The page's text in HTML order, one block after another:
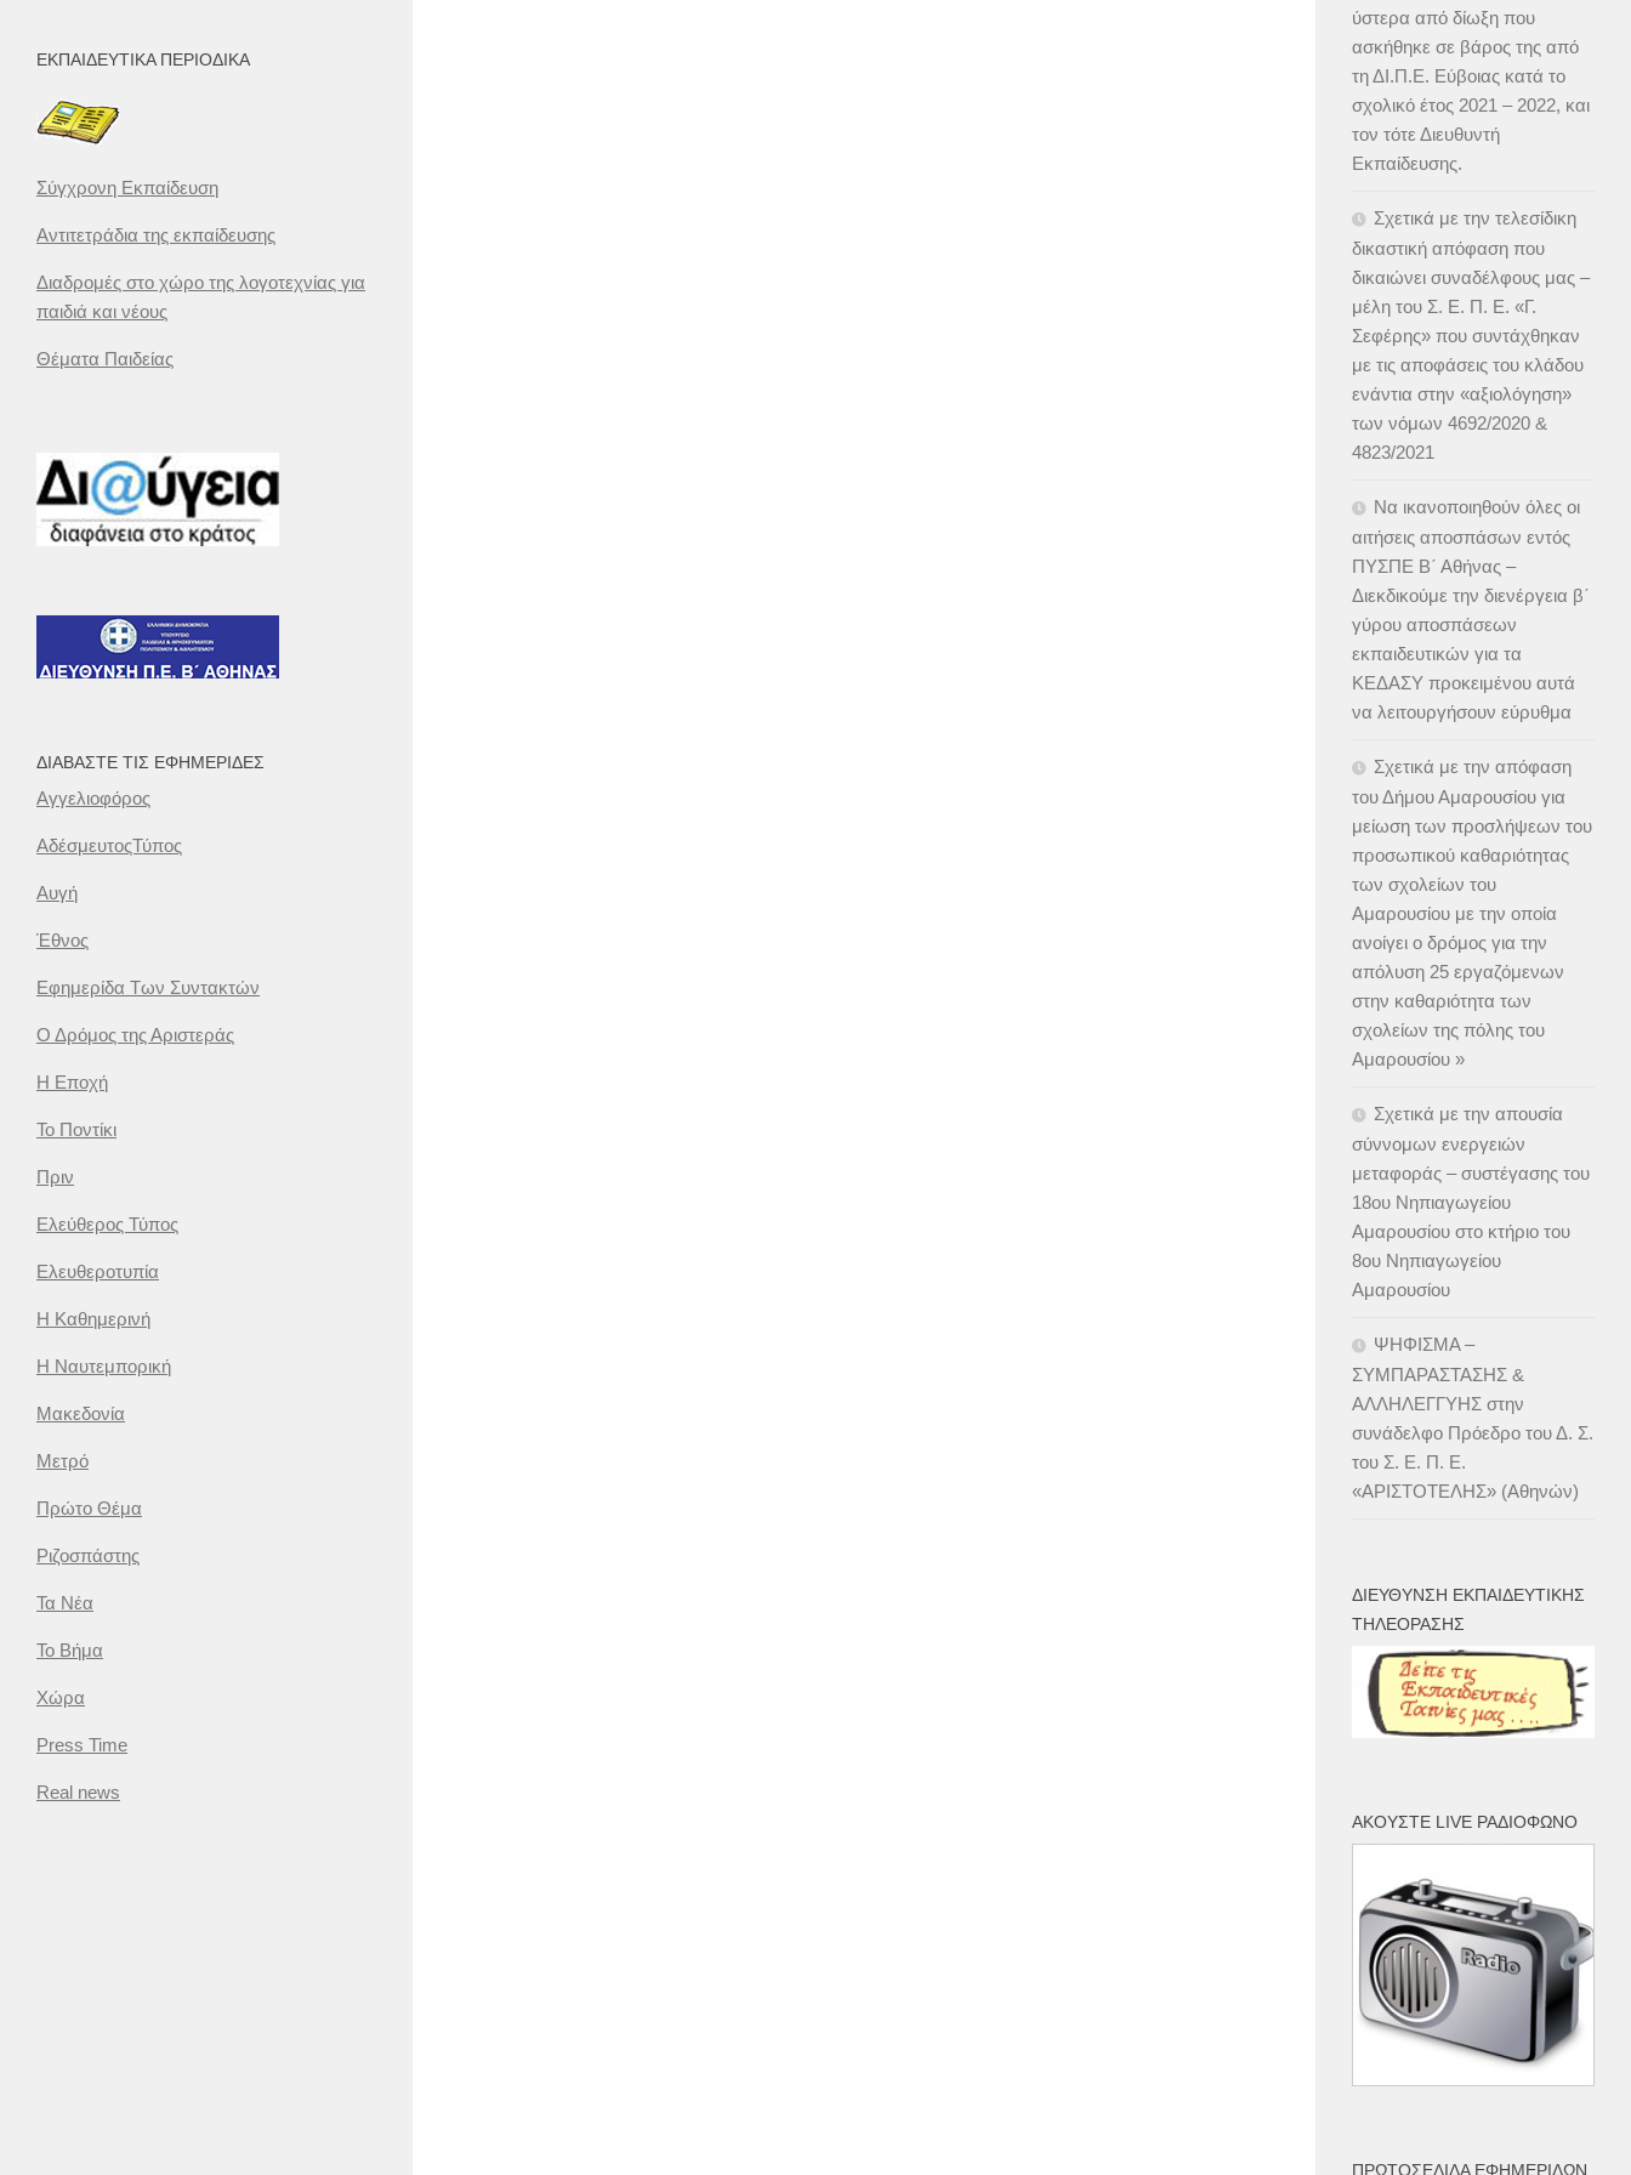
ΕΚΠΑΙΔΕΥΤΙΚΆ ΠΕΡΙΟΔΙΚΆ
Σύγχρονη Εκπαίδευση
Αντιτετράδια της εκπαίδευσης
Διαδρομές στο χώρο της λογοτεχνίας για
παιδιά και νέους
Θέματα Παιδείας
ΔΙΑΒΆΣΤΕ ΤΙΣ ΕΦΗΜΕΡΊΔΕΣ
Αγγελιοφόρος
ΑδέσμευτοςΤύπος
Αυγή
Έθνος
Εφημερίδα Των Συντακτών
Ο Δρόμος της Αριστεράς
Η Εποχή
Το Ποντίκι
Πριν
Ελεύθερος Τύπος
Ελευθεροτυπία
Η Καθημερινή
Η Ναυτεμπορική
Μακεδονία
Μετρό
Πρώτο Θέμα
Ριζοσπάστης
Τα Νέα
Το Βήμα
Χώρα
Press Time
Real news
ύστερα από δίωξη που
ασκήθηκε σε βάρος της από
τη ΔΙ.Π.Ε. Εύβοιας κατά το
σχολικό έτος 2021 – 2022, και
τον τότε Διευθυντή
Εκπαίδευσης.
Σχετικά με την τελεσίδικη
δικαστική απόφαση που
δικαιώνει συναδέλφους μας –
μέλη του Σ. Ε. Π. Ε. «Γ.
Σεφέρης» που συντάχθηκαν
με τις αποφάσεις του κλάδου
ενάντια στην «αξιολόγηση»
των νόμων 4692/2020 &
4823/2021
Να ικανοποιηθούν όλες οι
αιτήσεις αποσπάσων εντός
ΠΥΣΠΕ Β΄ Αθήνας –
Διεκδικούμε την διενέργεια β΄
γύρου αποσπάσεων
εκπαιδευτικών για τα
ΚΕΔΑΣΥ προκειμένου αυτά
να λειτουργήσουν εύρυθμα
Σχετικά με την απόφαση
του Δήμου Αμαρουσίου για
μείωση των προσλήψεων του
προσωπικού καθαριότητας
των σχολείων του
Αμαρουσίου με την οποία
ανοίγει ο δρόμος για την
απόλυση 25 εργαζόμενων
στην καθαριότητα των
σχολείων της πόλης του
Αμαρουσίου »
Σχετικά με την απουσία
σύννομων ενεργειών
μεταφοράς – συστέγασης του
18ου Νηπιαγωγείου
Αμαρουσίου στο κτήριο του
8ου Νηπιαγωγείου
Αμαρουσίου
ΨΗΦΙΣΜΑ –
ΣΥΜΠΑΡΑΣΤΑΣΗΣ &
ΑΛΛΗΛΕΓΓΥΗΣ στην
συνάδελφο Πρόεδρο του Δ. Σ.
του Σ. Ε. Π. Ε.
«ΑΡΙΣΤΟΤΕΛΗΣ» (Αθηνών)
ΔΙΕΎΘΥΝΣΗ ΕΚΠΑΙΔΕΥΤΙΚΉΣ
ΤΗΛΕΌΡΑΣΗΣ
ΑΚΟΎΣΤΕ LIVE ΡΑΔΙΌΦΩΝΟ
ΠΡΩΤΟΣΈΛΙΔΑ ΕΦΗΜΕΡΊΔΩΝ